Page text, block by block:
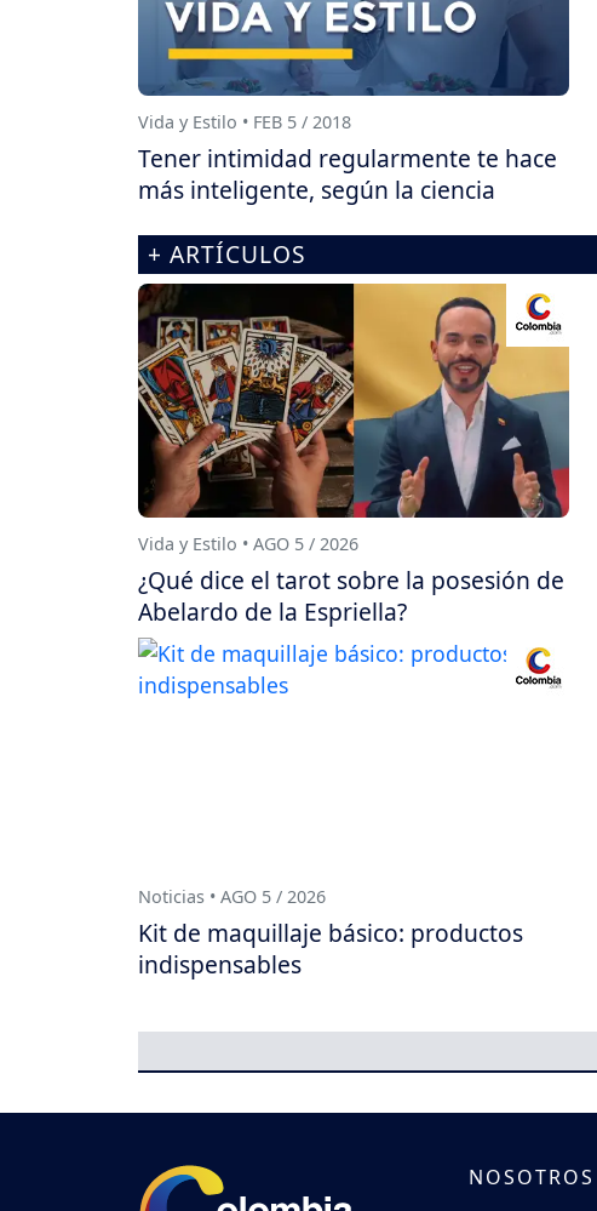
Vida y Estilo • FEB 5 / 2018
Tener intimidad regularmente te hace
más inteligente, según la ciencia
+ ARTÍCULOS
Vida y Estilo • AGO 5 / 2026
¿Qué dice el tarot sobre la posesión de
Abelardo de la Espriella?
Noticias • AGO 5 / 2026
Kit de maquillaje básico: productos
indispensables
NOSOTROS